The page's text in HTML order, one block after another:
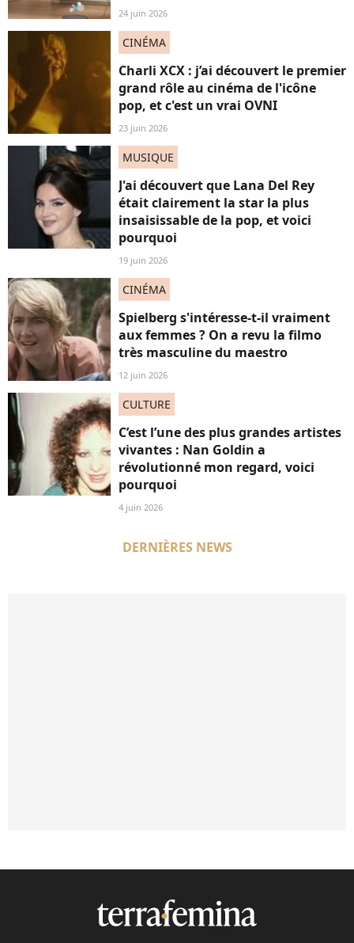
24 juin 2026
CINÉMA
Charli XCX : j’ai découvert le premier
grand rôle au cinéma de l'icône
pop, et c'est un vrai OVNI
23 juin 2026
MUSIQUE
J'ai découvert que Lana Del Rey
était clairement la star la plus
insaisissable de la pop, et voici
pourquoi
19 juin 2026
CINÉMA
Spielberg s'intéresse-t-il vraiment
aux femmes ? On a revu la filmo
très masculine du maestro
12 juin 2026
CULTURE
C’est l’une des plus grandes artistes
vivantes : Nan Goldin a
révolutionné mon regard, voici
pourquoi
4 juin 2026
DERNIÈRES NEWS